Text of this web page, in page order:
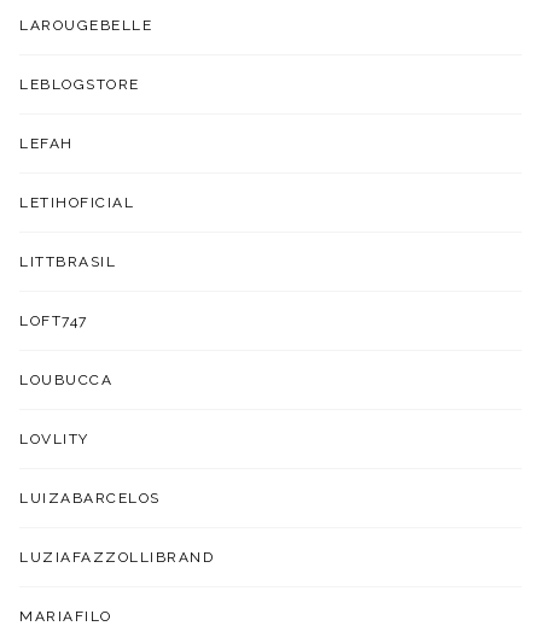
LAROUGEBELLE
LEBLOGSTORE
LEFAH
LETIHOFICIAL
LITTBRASIL
LOFT747
LOUBUCCA
LOVLITY
LUIZABARCELOS
LUZIAFAZZOLLIBRAND
MARIAFILO